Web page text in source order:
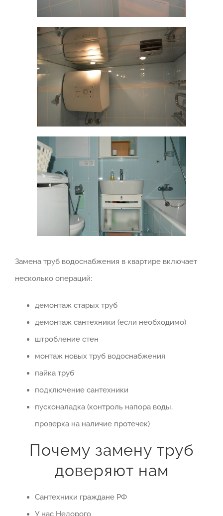
Замена труб водоснабжения в квартире включает
несколько операций:
демонтаж старых труб
демонтаж сантехники (если необходимо)
штробление стен
монтаж новых труб водоснабжения
пайка труб
подключение сантехники
пусконаладка (контроль напора воды,
проверка на наличие протечек)
Почему замену труб
доверяют нам
Сантехники граждане РФ
У нас Недорого